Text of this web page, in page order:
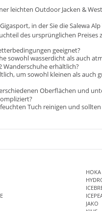
leichten Outdoor Jacken &
in der Sie die Salewa
des ursprünglichen Preises
geeignet?
sowohl wasserdicht als
Wanderschuhe erhältlich?
um sowohl kleinen als
Oberflächen und
Tuch reinigen und
HOKA
JAKO